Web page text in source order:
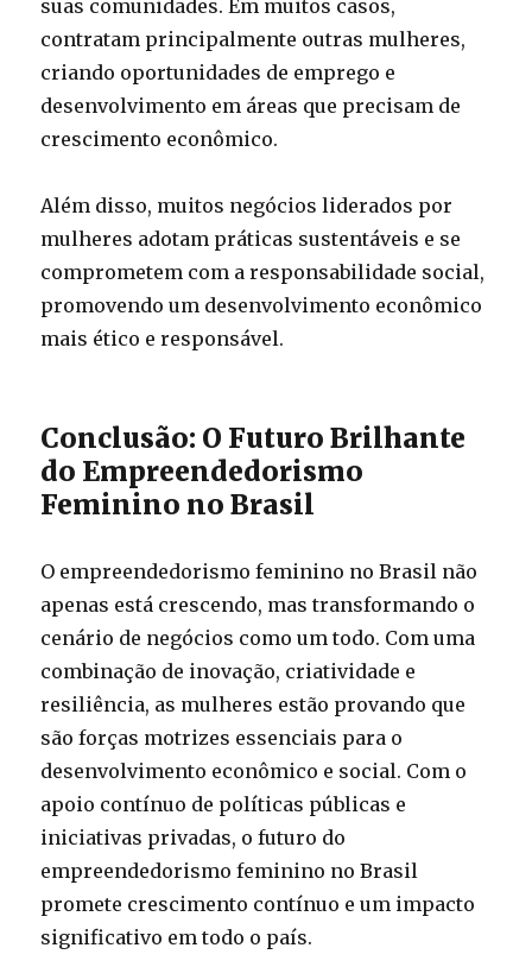
suas comunidades. Em muitos casos,
contratam principalmente outras mulheres,
criando oportunidades de emprego e
desenvolvimento em áreas que precisam de
crescimento econômico.
Além disso, muitos negócios liderados por
mulheres adotam práticas sustentáveis e se
comprometem com a responsabilidade social,
promovendo um desenvolvimento econômico
mais ético e responsável.
Conclusão: O Futuro Brilhante
do Empreendedorismo
Feminino no Brasil
O empreendedorismo feminino no Brasil não
apenas está crescendo, mas transformando o
cenário de negócios como um todo. Com uma
combinação de inovação, criatividade e
resiliência, as mulheres estão provando que
são forças motrizes essenciais para o
desenvolvimento econômico e social. Com o
apoio contínuo de políticas públicas e
iniciativas privadas, o futuro do
empreendedorismo feminino no Brasil
promete crescimento contínuo e um impacto
significativo em todo o país.